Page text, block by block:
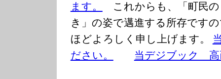
ます。
これからも、「町民の
き」の姿で邁進する所存です
ほどよろしく申し上げます。
ださい。
当デジブック 高